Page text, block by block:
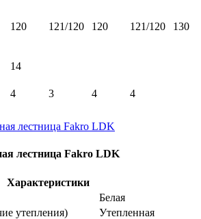
120 121/120 120 121/120 130
14
4 3 4 4
лестница Fakro LDK
Характеристики
Белая
утепления)
Утепленная